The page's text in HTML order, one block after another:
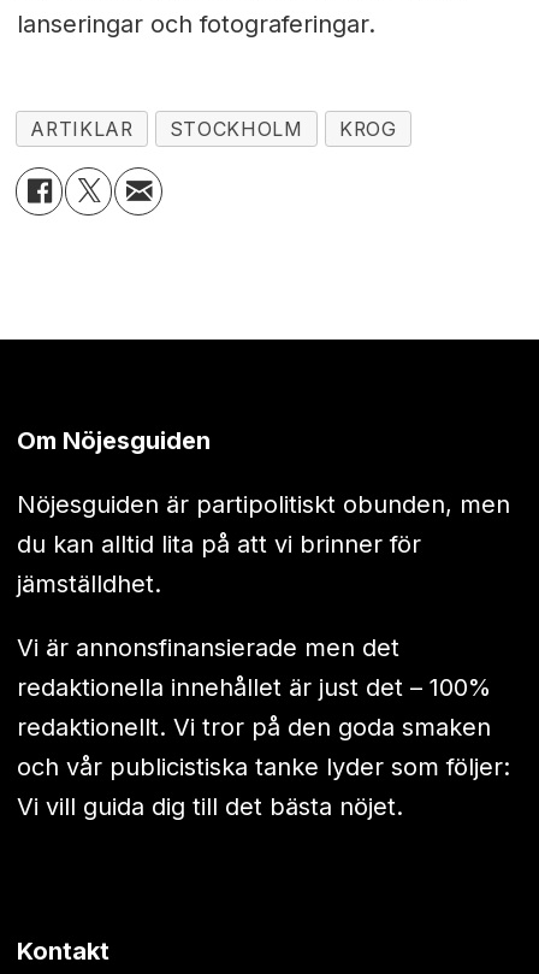
lanseringar och fotograferingar.
ARTIKLAR STOCKHOLM KROG
Om Nöjesguiden
Nöjesguiden är partipolitiskt obunden, men
du kan alltid lita på att vi brinner för
jämställdhet.
Vi är annonsfinansierade men det
redaktionella innehållet är just det – 100%
redaktionellt. Vi tror på den goda smaken
och vår publicistiska tanke lyder som följer:
Vi vill guida dig till det bästa nöjet.
Kontakt